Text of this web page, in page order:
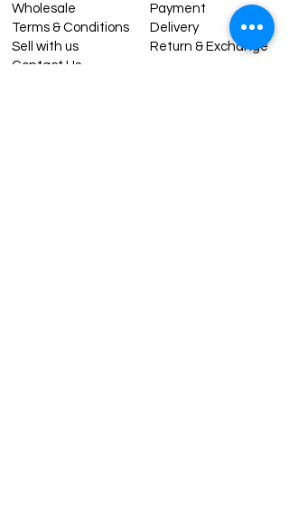
Wholesale
Terms & Conditions
Sell with us
Contact Us
Payment
Delivery
Return & Exchange